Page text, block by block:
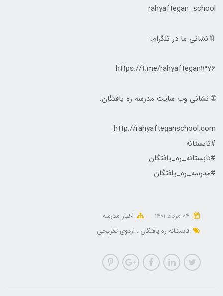
rahyaftegan_school
🔖نشانی ما در تلگرام:
https://t.me/rahyaftegan1376
🌐 نشانی وب سایت مدرسه ره یافتگان:
http://rahyafteganschool.com
#تابستانه
#تابستانه_ره_یافتگان
#مدرسه_ره_یافتگان
اخبار مدرسه
تابستانه ره یافتگان
اردوی تفریحی